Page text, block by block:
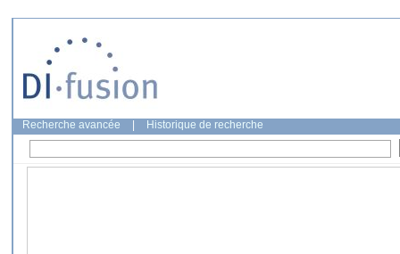
Recherche avancée Historique de recherche